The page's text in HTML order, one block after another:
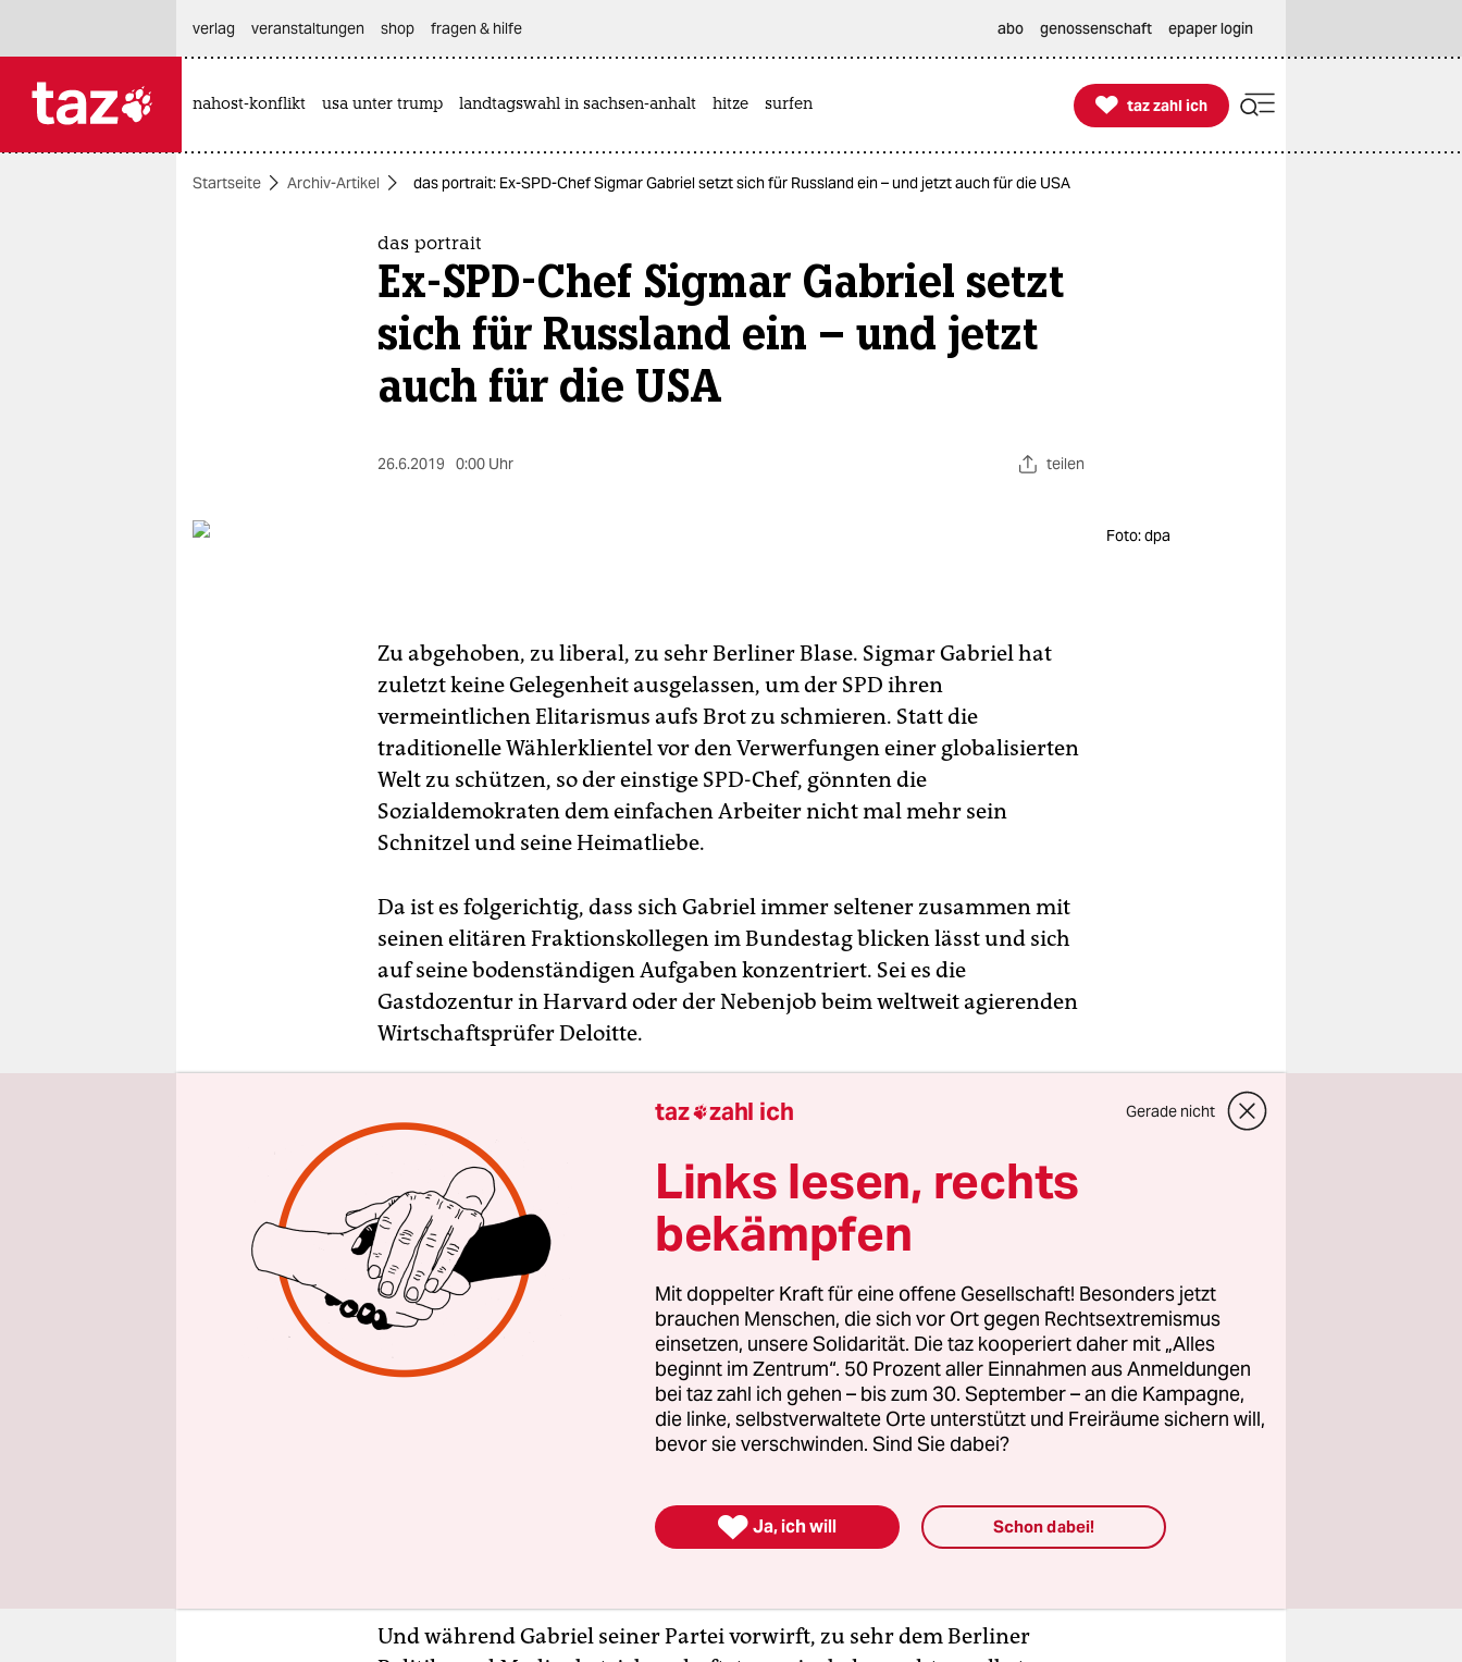
themen
nord
verlag
veranstaltungen shop fragen & hilfe abo genossenschaft epaper login
nahost-konflikt usa unter trump landtagswahl in sachsen-anhalt hitze surfen 
taz zahl ich
taz zahl ich
Startseite Archiv-Artikel das portrait: Ex-SPD-Chef Sigmar Gabriel setzt sich für Russland ein – und jetzt auch für die USA
das portrait
Ex-SPD-Chef Sigmar Gabriel setzt
sich für Russland ein – und jetzt
auch für die USA
26.6.2019 0:00 Uhr teilen
Foto: dpa
Zu abgehoben, zu liberal, zu sehr Berliner Blase. Sigmar Gabriel hat
zuletzt keine Gelegenheit ausgelassen, um der SPD ihren
vermeintlichen Elitarismus aufs Brot zu schmieren. Statt die
traditionelle Wählerklientel vor den Verwerfungen einer globalisierten
Welt zu schützen, so der einstige SPD-Chef, gönnten die
Sozialdemokraten dem einfachen Arbeiter nicht mal mehr sein
Schnitzel und seine Heimatliebe.
Da ist es folgerichtig, dass sich Gabriel immer seltener zusammen mit
seinen elitären Fraktionskollegen im Bundestag blicken lässt und sich
auf seine bodenständigen Aufgaben konzentriert. Sei es die
Gastdozentur in Harvard oder der Nebenjob beim weltweit agierenden
Wirtschaftsprüfer Deloitte.
Am Mittwoch kommt noch ein Job dazu: Aller Voraussicht nach wird
Gabriel zum neuen Vorsitzenden der Atlantik-Brücke gewählt. Der
Verein streitet für „offene Gesellschaften und freien Handel“ und zählt
rund 500 „Entscheidungsträger aus Wirtschaft, Politik, Wissenschaft
und Medien von beiden Seiten des Atlantiks“ zu seinen Mitgliedern,
darunter den ehemaligen Deutsche-Bank-Chef Jürgen Fitschen und
Ex-Bild-Chefredakteur Kai Diekmann. Sigmar Gabriel ist eben nicht
der Einzige, dem nach einer langen Karriere als Lautsprecher das
Leisetreten schwerfällt.
Geboren 1959 war der Niedersachse einst Popkultur-Beauftragter der
SPD, später Vizekanzler, Wirtschafts- und Außenminister. Von 2009
im Bundestag anderen das Feld überlassen und Politik vor allem den
beiden Töchtern im heimischen Goslar erklären? Schwierig für einen,
Und während Gabriel seiner Partei vorwirft, zu sehr dem Berliner
taz zahl ich Gerade nicht
Links lesen, rechts
bekämpfen
Mit doppelter Kraft für eine offene Gesellschaft! Besonders jetzt
brauchen Menschen, die sich vor Ort gegen Rechtsextremismus
einsetzen, unsere Solidarität. Die taz kooperiert daher mit „Alles
beginnt im Zentrum“. 50 Prozent aller Einnahmen aus Anmeldungen
bei taz zahl ich gehen – bis zum 30. September – an die Kampagne,
die linke, selbstverwaltete Orte unterstützt und Freiräume sichern will,
bevor sie verschwinden. Sind Sie dabei?
 Ja, ich will Schon dabei!